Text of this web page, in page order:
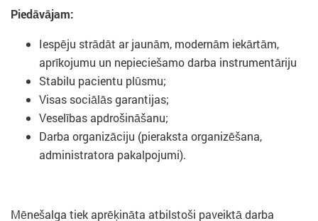
Piedāvājam:
Iespēju strādāt ar jaunām, modernām iekārtām,
aprīkojumu un nepieciešamo darba instrumentāriju
Stabilu pacientu plūsmu;
Visas sociālās garantijas;
Veselības apdrošināšanu;
Darba organizāciju (pieraksta organizēšana,
administratora pakalpojumi).
Mēnešalga tiek aprēķināta atbilstoši paveiktā darba